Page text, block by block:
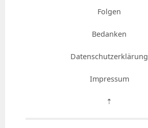
Folgen
Bedanken
Datenschutzerklärung
Impressum
⇡